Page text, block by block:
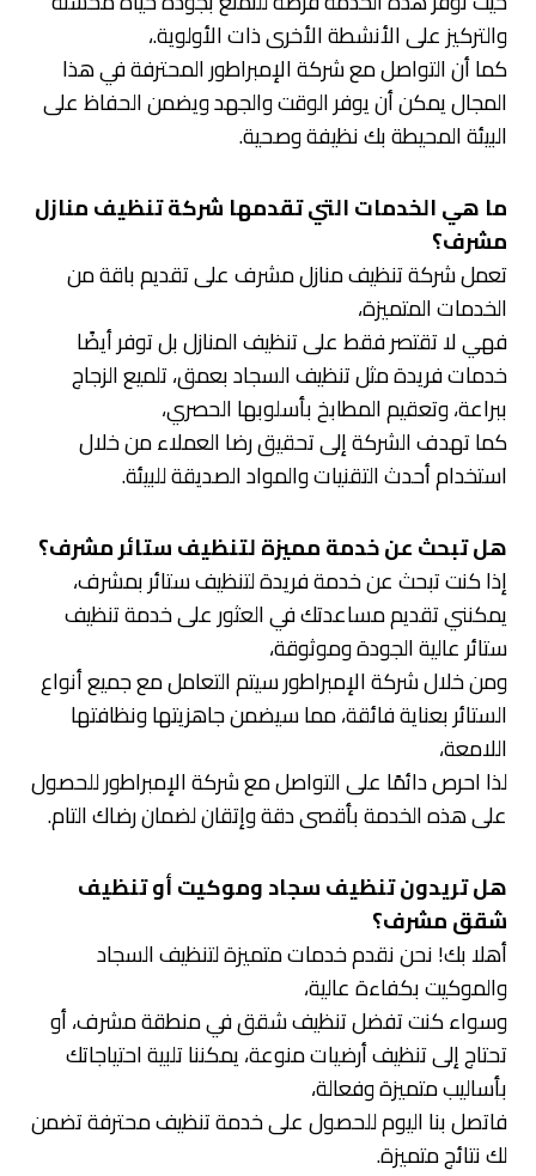
والتركيز على الأنشطة الأخرى ذات الأولوية.،
كما أن التواصل مع شركة الإمبراطور المحترفة في هذا
المجال يمكن أن يوفر الوقت والجهد ويضمن الحفاظ على
البيئة المحيطة بك نظيفة وصحية.
ما هي الخدمات التي تقدمها شركة تنظيف منازل
مشرف؟
تعمل شركة تنظيف منازل مشرف على تقديم باقة من
الخدمات المتميزة،
فهي لا تقتصر فقط على تنظيف المنازل بل توفر أيضًا
خدمات فريدة مثل تنظيف السجاد بعمق، تلميع الزجاج
ببراعة، وتعقيم المطابخ بأسلوبها الحصري،
كما تهدف الشركة إلى تحقيق رضا العملاء من خلال
استخدام أحدث التقنيات والمواد الصديقة للبيئة.
هل تبحث عن خدمة مميزة لتنظيف ستائر مشرف؟
إذا كنت تبحث عن خدمة فريدة لتنظيف ستائر بمشرف،
يمكنني تقديم مساعدتك في العثور على خدمة تنظيف
ستائر عالية الجودة وموثوقة،
ومن خلال شركة الإمبراطور سيتم التعامل مع جميع أنواع
الستائر بعناية فائقة، مما سيضمن جاهزيتها ونظافتها
اللامعة،
لذا احرص دائمًا على التواصل مع شركة الإمبراطور للحصول
على هذه الخدمة بأقصى دقة وإتقان لضمان رضاك التام.
هل تريدون تنظيف سجاد وموكيت أو تنظيف
شقق مشرف؟
أهلا بك! نحن نقدم خدمات متميزة لتنظيف السجاد
والموكيت بكفاءة عالية،
وسواء كنت تفضل تنظيف شقق في منطقة مشرف، أو
تحتاج إلى تنظيف أرضيات منوعة، يمكننا تلبية احتياجاتك
بأساليب متميزة وفعالة،
فاتصل بنا اليوم للحصول على خدمة تنظيف محترفة تضمن
لك نتائج متميزة.